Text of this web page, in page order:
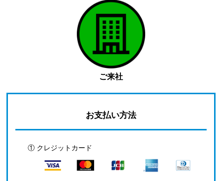
ご来社
お支払い方法
① クレジットカード